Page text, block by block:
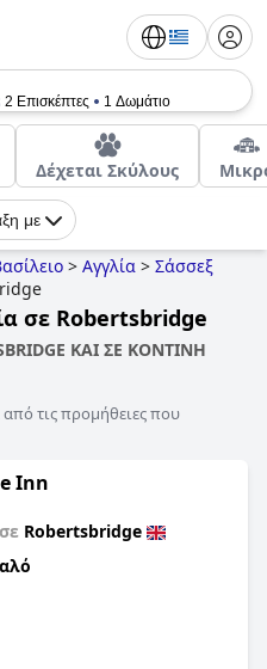
2 Επισκέπτες 1 Δωμάτιο
Δέχεται Σκύλους
με
> Αγγλία > Σάσσεξ
σε Robertsbridge
ΚΑΙ ΣΕ ΚΟΝΤΙΝΗ
τις προμήθειες που
Inn
Robertsbridge